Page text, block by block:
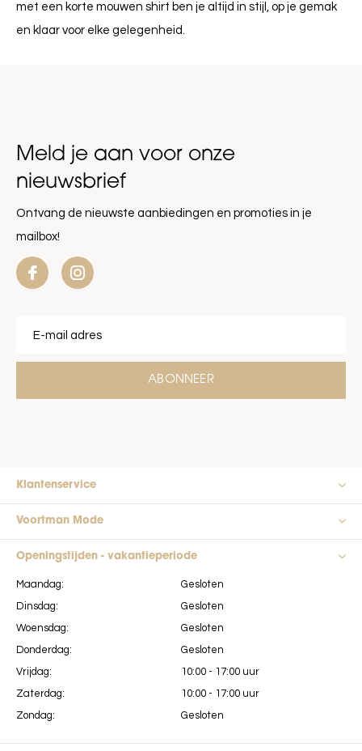
met een korte mouwen shirt ben je altijd in stijl, op je gemak
en klaar voor elke gelegenheid.
Meld je aan voor onze
nieuwsbrief
Ontvang de nieuwste aanbiedingen en promoties in je
mailbox!
ABONNEER
Klantenservice
Voortman Mode
Openingstijden - vakantieperiode
Maandag:
Dinsdag:
Woensdag:
Donderdag:
Vrijdag:
Zaterdag:
Zondag:
Gesloten
Gesloten
Gesloten
Gesloten
10:00 - 17:00 uur
10:00 - 17:00 uur
Gesloten